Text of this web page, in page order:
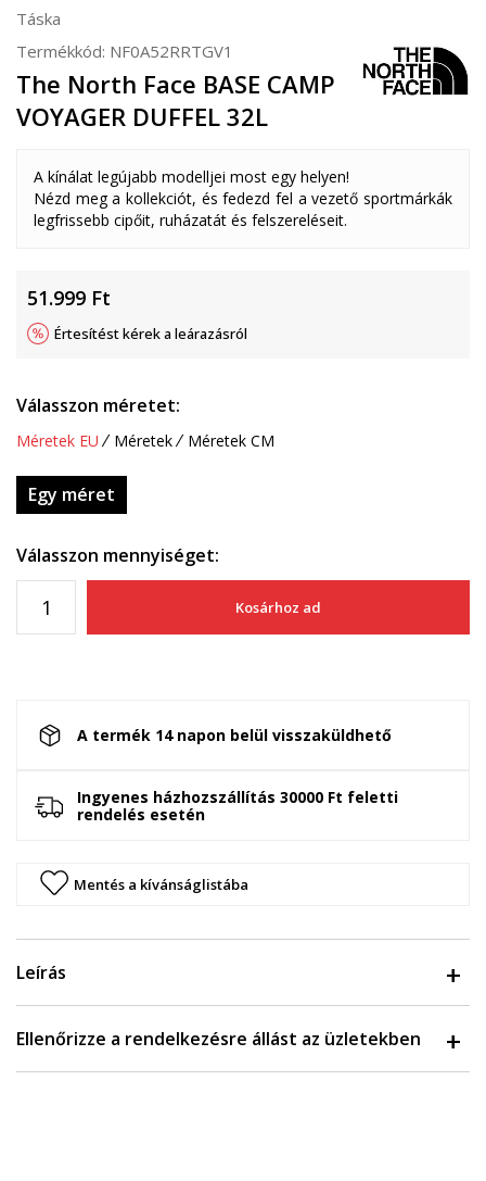
Táska
Termékkód: NF0A52RRTGV1
The North Face BASE CAMP
VOYAGER DUFFEL 32L
A kínálat legújabb modelljei most egy helyen!
Nézd meg a kollekciót, és fedezd fel a vezető sportmárkák
legfrissebb cipőit, ruházatát és felszereléseit.
51.999 Ft
Értesítést kérek a leárazásról
Válasszon méretet:
Méretek EU Méretek Méretek CM
Egy méret
Válasszon mennyiséget:
Kosárhoz ad
A termék 14 napon belül visszaküldhető
Ingyenes házhozszállítás 30000 Ft feletti
rendelés esetén
Mentés a kívánságlistába
Leírás
Ellenőrizze a rendelkezésre állást az üzletekben